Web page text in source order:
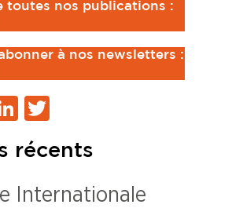
toutes nos publications :
à nos newsletters :
LinkedIn
récents
Internationale